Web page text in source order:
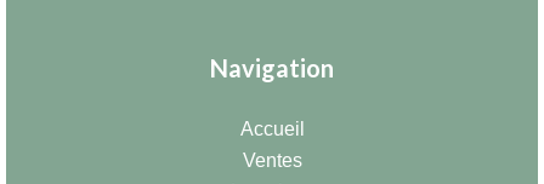
Navigation
Accueil
Ventes